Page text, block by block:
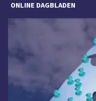
ONLINE DAGBLADEN